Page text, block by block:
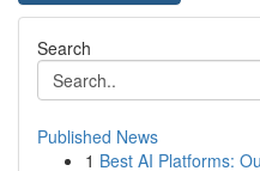
Search
Published News
1 Best AI Platforms: